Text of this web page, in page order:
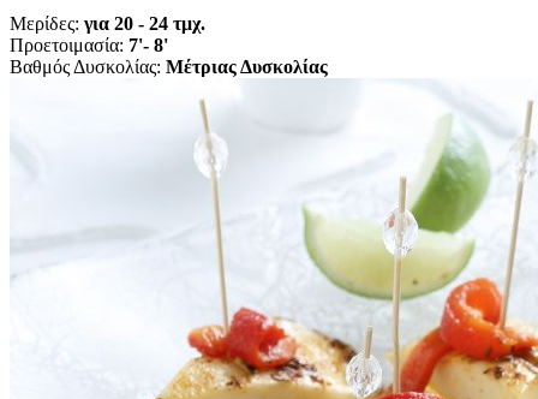
Μερίδες: για 20 - 24 τμχ.
Προετοιμασία: 7'- 8'
Βαθμός Δυσκολίας: Μέτριας Δυσκολίας